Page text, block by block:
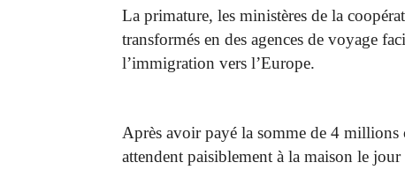
La primature, les ministères de la
transformés en des agences de voyage
l’immigration vers l’Europe.
Après avoir payé la somme de 4 millions
attendent paisiblement à la maison le